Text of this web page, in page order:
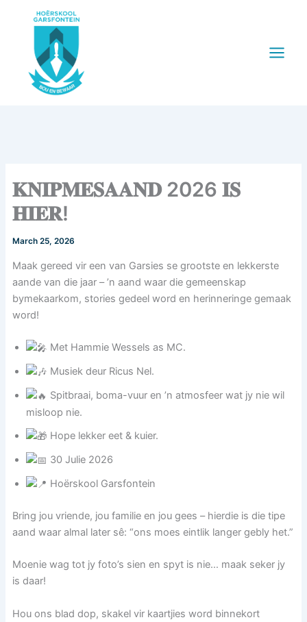
𝐊𝐍𝐈𝐏𝐌𝐄𝐒𝐀𝐀𝐍𝐃 2026 𝐈𝐒
𝐇𝐈𝐄𝐑!
March 25, 2026
Maak gereed vir een van Garsies se grootste en lekkerste
aande van die jaar – ’n aand waar die gemeenskap
bymekaarkom, stories gedeel word en herinneringe gemaak
word!
Met Hammie Wessels as MC.
Musiek deur Ricus Nel.
Spitbraai, boma-vuur en ’n atmosfeer wat jy nie wil
misloop nie.
Hope lekker eet & kuier.
30 Julie 2026
Hoërskool Garsfontein
Bring jou vriende, jou familie en jou gees – hierdie is die tipe
aand waar almal later sê: “ons moes eintlik langer gebly het.”
Moenie wag tot jy foto’s sien en spyt is nie… maak seker jy
is daar!
Hou ons blad dop, skakel vir kaartjies word binnekort